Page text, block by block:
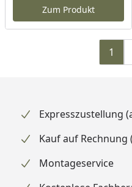
Zum Produkt
1
Expresszustellung
Kauf auf Rechnung
Montageservice